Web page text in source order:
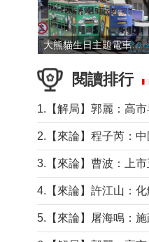
大熊貓生日主題電車在香港島行駛
閱讀排行